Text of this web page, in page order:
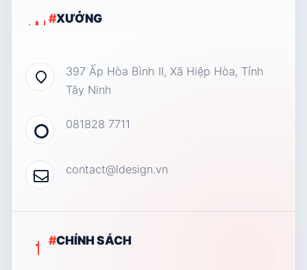
#XƯỞNG
397 Ấp Hòa Bình II, Xã Hiệp Hòa, Tỉnh
Tây Ninh
081828 7711
contact@ldesign.vn
#CHÍNH SÁCH